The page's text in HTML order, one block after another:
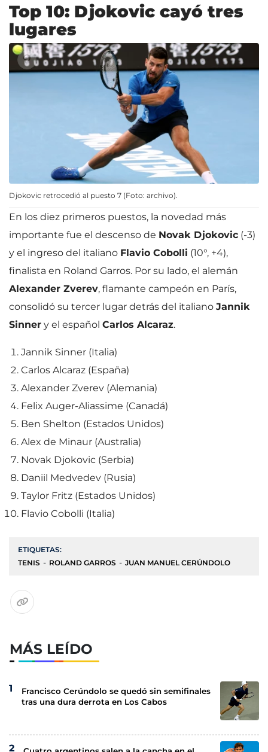
Top 10: Djokovic cayó tres
lugares
Djokovic retrocedió al puesto 7 (Foto: archivo).
En los diez primeros puestos, la novedad más
importante fue el descenso de Novak Djokovic (-3)
y el ingreso del italiano Flavio Cobolli (10°, +4),
finalista en Roland Garros. Por su lado, el alemán
Alexander Zverev, flamante campeón en París,
consolidó su tercer lugar detrás del italiano Jannik
Sinner y el español Carlos Alcaraz.
Jannik Sinner (Italia)
Carlos Alcaraz (España)
Alexander Zverev (Alemania)
Felix Auger-Aliassime (Canadá)
Ben Shelton (Estados Unidos)
Alex de Minaur (Australia)
Novak Djokovic (Serbia)
Daniil Medvedev (Rusia)
Taylor Fritz (Estados Unidos)
Flavio Cobolli (Italia)
ETIQUETAS:
TENIS
ROLAND GARROS JUAN MANUEL CERÚNDOLO
MÁS LEÍDO
Francisco Cerúndolo se quedó sin semifinales
tras una dura derrota en Los Cabos